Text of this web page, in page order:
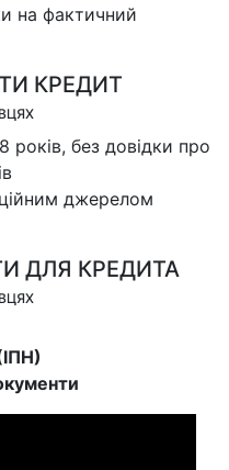
на фактичний
КРЕДИТ
років, без довідки про
джерелом
ДЛЯ КРЕДИТА